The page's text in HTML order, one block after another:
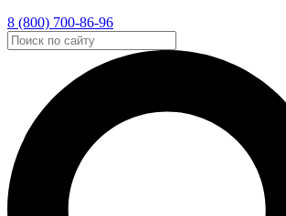
8 (800) 700-86-96